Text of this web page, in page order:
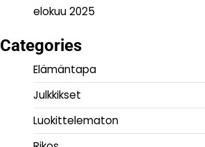
elokuu 2025
Categories
Elämäntapa
Julkkikset
Luokittelematon